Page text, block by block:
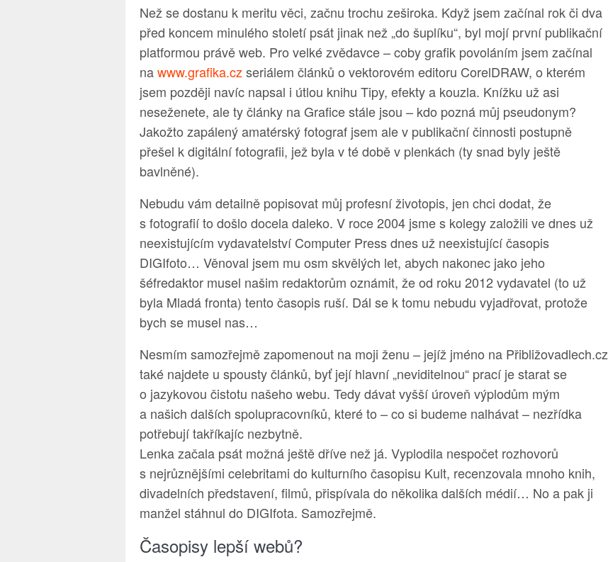
Než se dostanu k meritu věci, začnu trochu zeširoka. Když jsem začínal rok či dva
před koncem minulého století psát jinak než „do šuplíku“, byl mojí první publikační
platformou právě web. Pro velké zvědavce – coby grafik povoláním jsem začínal
nawww.grafika.cz seriálem článků o vektorovém editoru CorelDRAW, o kterém
jsem později navíc napsal i útlou knihu Tipy, efekty a kouzla. Knížku už asi
neseženete, ale ty články na Grafice stále jsou – kdo pozná můj pseudonym?
Jakožto zapálený amatérský fotograf jsem ale v publikační činnosti postupně
přešel k digitální fotografii, jež byla v té době v plenkách (ty snad byly ještě
bavlněné).
Nebudu vám detailně popisovat můj profesní životopis, jen chci dodat, že
s fotografií to došlo docela daleko. V roce 2004 jsme s kolegy založili ve dnes už
neexistujícím vydavatelství Computer Press dnes už neexistující časopis
DIGIfoto… Věnoval jsem mu osm skvělých let, abych nakonec jako jeho
šéfredaktor musel našim redaktorům oznámit, že od roku 2012 vydavatel (to už
byla Mladá fronta) tento časopis ruší. Dál se k tomu nebudu vyjadřovat, protože
bych se musel nas…
Nesmím samozřejmě zapomenout na moji ženu – jejíž jméno na Přibližovadlech.cz
také najdete u spousty článků, byť její hlavní „neviditelnou“ prací je starat se
o jazykovou čistotu našeho webu. Tedy dávat vyšší úroveň výplodům mým
a našich dalších spolupracovníků, které to – co si budeme nalhávat – nezřídka
potřebují takříkajíc nezbytně.
Lenka začala psát možná ještě dříve než já. Vyplodila nespočet rozhovorů
s nejrůznějšími celebritami do kulturního časopisu Kult, recenzovala mnoho knih,
divadelních představení, filmů, přispívala do několika dalších médií… No a pak ji
manžel stáhnul do DIGIfota. Samozřejmě.
Časopisy lepší webů?